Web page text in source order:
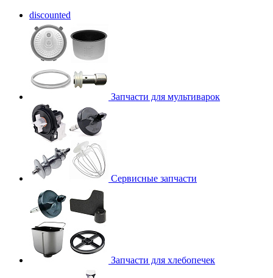
discounted
Запчасти для мультиварок
Сервисные запчасти
Запчасти для хлебопечек